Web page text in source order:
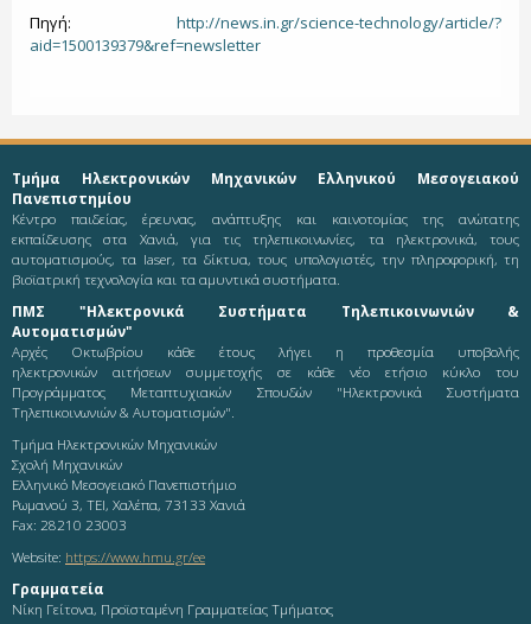
Πηγή: http://news.in.gr/science-technology/article/?
aid=1500139379&ref=newsletter
Τμήμα Ηλεκτρονικών Μηχανικών Ελληνικού Μεσογειακού
Πανεπιστημίου
Κέντρο παιδείας, έρευνας, ανάπτυξης και καινοτομίας της ανώτατης
εκπαίδευσης στα Χανιά, για τις τηλεπικοινωνίες, τα ηλεκτρονικά, τους
αυτοματισμούς, τα laser, τα δίκτυα, τους υπολογιστές, την πληροφορική, τη
βιοϊατρική τεχνολογία και τα αμυντικά συστήματα.
ΠΜΣ "Ηλεκτρονικά Συστήματα Τηλεπικοινωνιών &
Αυτοματισμών"
Αρχές Οκτωβρίου κάθε έτους λήγει η προθεσμία υποβολής
ηλεκτρονικών αιτήσεων συμμετοχής σε κάθε νέο ετήσιο κύκλο του
Προγράμματος Μεταπτυχιακών Σπουδών "Ηλεκτρονικά Συστήματα
Τηλεπικοινωνιών & Αυτοματισμών".
Τμήμα Ηλεκτρονικών Μηχανικών
Σχολή Μηχανικών
Ελληνικό Μεσογειακό Πανεπιστήμιο
Ρωμανού 3, ΤΕΙ, Χαλέπα, 73133 Χανιά
Fax: 28210 23003
Website: https://www.hmu.gr/ee
Γραμματεία
Νίκη Γείτονα, Προϊσταμένη Γραμματείας Τμήματος